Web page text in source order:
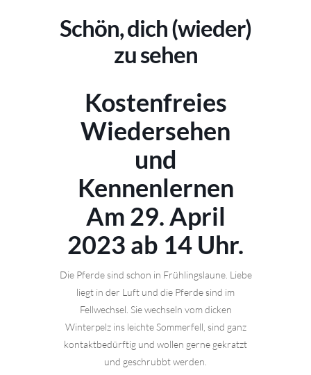
Schön, dich (wieder)
zu sehen
Kostenfreies
Wiedersehen
und
Kennenlernen
Am 29. April
2023 ab 14 Uhr.
Die Pferde sind schon in Frühlingslaune. Liebe
liegt in der Luft und die Pferde sind im
Fellwechsel. Sie wechseln vom dicken
Winterpelz ins leichte Sommerfell, sind ganz
kontaktbedürftig und wollen gerne gekratzt
und geschrubbt werden.